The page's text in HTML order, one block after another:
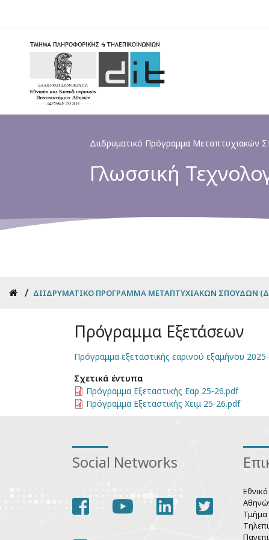
content
Διιδρυματικό Πρόγραμμα
Γλωσσική
Breadcrumb
ΔΙΙΔΡΥΜΑΤΙΚΌ ΠΡΌΓΡΑΜΜΑ ΜΕΤΑΠΤΥΧΙΑΚΏΝ ΣΠΟΥΔΏΝ
Πρόγραμμα Εξετάσεων
Πρόγραμμα εξεταστικής εαρινού εξαμήνου
Σχετικά έντυπα
Πρόγραμμα Εξεταστικής Εαρ 25-26.pdf
Πρόγραμμα Εξεταστικής Χειμ 25-26.pdf
Social Networks
facebookyoutubelinkedintwitter
Τμήμα